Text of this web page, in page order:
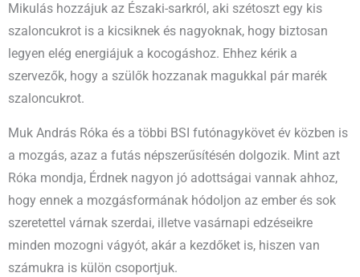
Mikulás hozzájuk az Északi-sarkról, aki szétoszt egy kis
szaloncukrot is a kicsiknek és nagyoknak, hogy biztosan
legyen elég energiájuk a kocogáshoz. Ehhez kérik a
szervezők, hogy a szülők hozzanak magukkal pár marék
szaloncukrot.
Muk András Róka és a többi BSI futónagykövet év közben is
a mozgás, azaz a futás népszerűsítésén dolgozik. Mint azt
Róka mondja, Érdnek nagyon jó adottságai vannak ahhoz,
hogy ennek a mozgásformának hódoljon az ember és sok
szeretettel várnak szerdai, illetve vasárnapi edzéseikre
minden mozogni vágyót, akár a kezdőket is, hiszen van
számukra is külön csoportjuk.